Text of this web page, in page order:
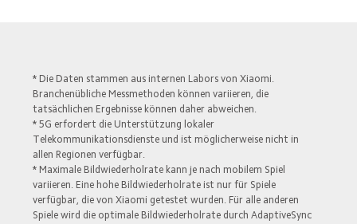
* Die Daten stammen aus internen Labors von Xiaomi.
Branchenübliche Messmethoden können variieren, die
tatsächlichen Ergebnisse können daher abweichen.
* 5G erfordert die Unterstützung lokaler
Telekommunikationsdienste und ist möglicherweise nicht in
allen Regionen verfügbar.
* Maximale Bildwiederholrate kann je nach mobilem Spiel
variieren. Eine hohe Bildwiederholrate ist nur für Spiele
verfügbar, die von Xiaomi getestet wurden. Für alle anderen
Spiele wird die optimale Bildwiederholrate durch AdaptiveSync